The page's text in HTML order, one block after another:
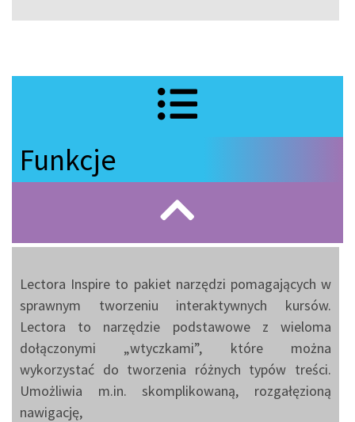
Funkcje
Lectora Inspire to pakiet narzędzi pomagających w
sprawnym tworzeniu interaktywnych kursów.
Lectora to narzędzie podstawowe z wieloma
dołączonymi „wtyczkami”, które można
wykorzystać do tworzenia różnych typów treści.
Umożliwia m.in. skomplikowaną, rozgałęzioną
nawigację,